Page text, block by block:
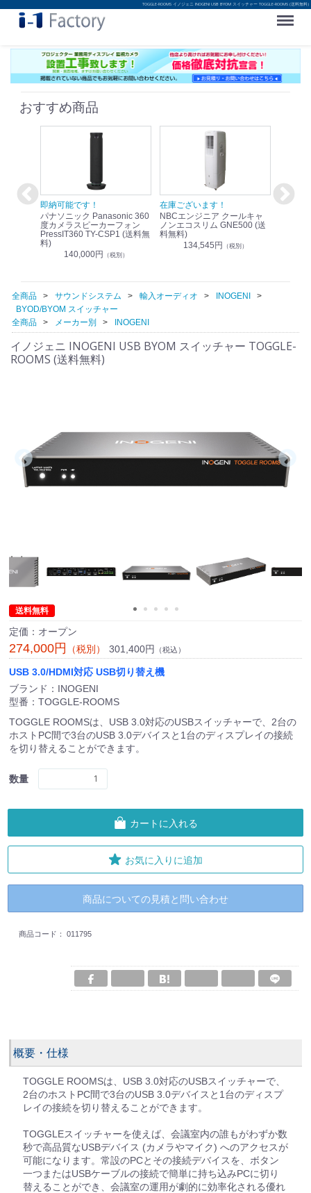
TOGGLE-ROOMS イノジェニ INOGENI USB BYOM スイッチャー TOGGLE-ROOMS (送料無料)
Menu
おすすめ商品
即納可能です！
パナソニック Panasonic 360
度カメラスピーカーフォン
PressIT360 TY-CSP1 (送料無
料)
140,000円 （税別）
在庫ございます！
NBCエンジニア クールキャ
ノンエコスリム GNE500 (送
料無料)
134,545円 （税別）
即納可
全商品 サウンドシステム 輸入オーディオ
INOGENI
BYOD/BYOM スイッチャー
全商品
メーカー別 INOGENI
イノジェニ INOGENI USB BYOM スイッチャー TOGGLE-
ROOMS (送料無料)
送料無料
定価：オープン
274,000円 （税別） 301,400円 （税込）
USB 3.0/HDMI対応 USB切り替え機
ブランド：INOGENI
型番：TOGGLE-ROOMS
TOGGLE ROOMSは、USB 3.0対応のUSBスイッチャーで、2台の
ホストPC間で3台のUSB 3.0デバイスと1台のディスプレイの接続
を切り替えることができます。
数量
カートに入れる
お気に入りに追加
商品についての見積と問い合わせ
商品コード： 011795
概要・仕様
TOGGLE ROOMSは、USB 3.0対応のUSBスイッチャーで、
2台のホストPC間で3台のUSB 3.0デバイスと1台のディスプ
レイの接続を切り替えることができます。
TOGGLEスイッチャーを使えば、会議室内の誰もがわずか数
秒で高品質なUSBデバイス (カメラやマイク) へのアクセスが
可能になります。常設のPCとその接続デバイスを、ボタン
一つまたはUSBケーブルの接続で簡単に持ち込みPCに切り
替えることができ、会議室の運用が劇的に効率化される優れ